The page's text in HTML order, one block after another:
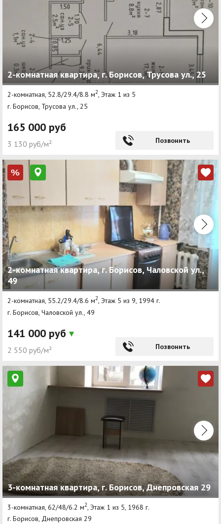
2-комнатная квартира, г. Борисов, Трусова ул., 25
2-комнатная, 52.8/29.4/8.8 м2 , Этаж 1 из 5
г. Борисов, Трусова ул., 25
165 000 руб
3 130 руб/м² Позвонить
%
2-комнатная квартира, г. Борисов, Чаловской ул.,
49
2-комнатная, 55.2/29.4/8.6 м2, Этаж 5 из 9, 1994 г.
г. Борисов, Чаловской ул., 49
141 000 руб
2 550 руб/м² Позвонить
3-комнатная квартира, г. Борисов, Днепровская 29
3-комнатная, 62/48/6.2 м2 , Этаж 1 из 5, 1968 г.
г. Борисов, Днепровская 29